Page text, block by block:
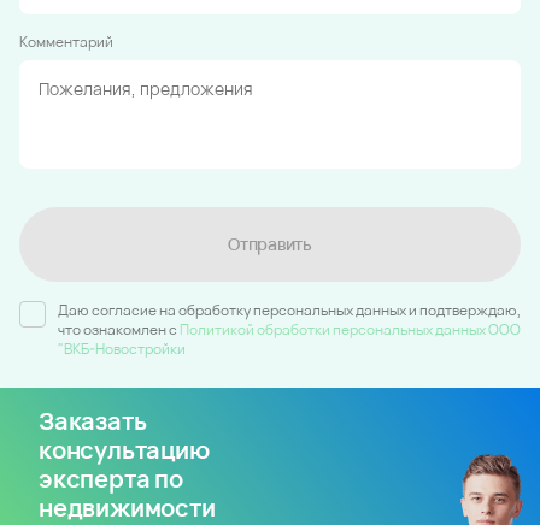
Комментарий
Отправить
Даю согласие на обработку персональных данных и подтверждаю,
что ознакомлен c Политикой обработки персональных данных ООО
"ВКБ-Новостройки
Заказать
консультацию
эксперта по
недвижимости